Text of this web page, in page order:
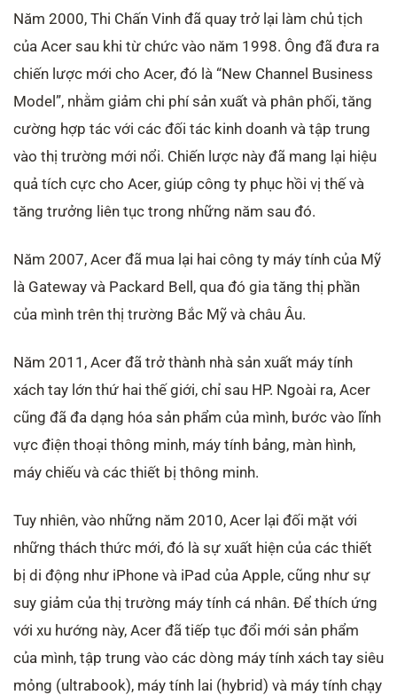
Năm 2000, Thi Chấn Vinh đã quay trở lại làm chủ tịch
của Acer sau khi từ chức vào năm 1998. Ông đã đưa ra
chiến lược mới cho Acer, đó là “New Channel Business
Model”, nhằm giảm chi phí sản xuất và phân phối, tăng
cường hợp tác với các đối tác kinh doanh và tập trung
vào thị trường mới nổi. Chiến lược này đã mang lại hiệu
quả tích cực cho Acer, giúp công ty phục hồi vị thế và
tăng trưởng liên tục trong những năm sau đó.
Năm 2007, Acer đã mua lại hai công ty máy tính của Mỹ
là Gateway và Packard Bell, qua đó gia tăng thị phần
của mình trên thị trường Bắc Mỹ và châu Âu.
Năm 2011, Acer đã trở thành nhà sản xuất máy tính
xách tay lớn thứ hai thế giới, chỉ sau HP. Ngoài ra, Acer
cũng đã đa dạng hóa sản phẩm của mình, bước vào lĩnh
vực điện thoại thông minh, máy tính bảng, màn hình,
máy chiếu và các thiết bị thông minh.
Tuy nhiên, vào những năm 2010, Acer lại đối mặt với
những thách thức mới, đó là sự xuất hiện của các thiết
bị di động như iPhone và iPad của Apple, cũng như sự
suy giảm của thị trường máy tính cá nhân. Để thích ứng
với xu hướng này, Acer đã tiếp tục đổi mới sản phẩm
của mình, tập trung vào các dòng máy tính xách tay siêu
mỏng (ultrabook), máy tính lai (hybrid) và máy tính chạy